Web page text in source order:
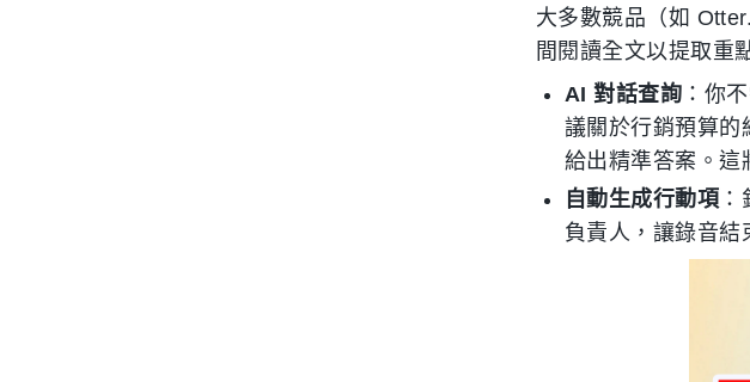
大多數競品（如
間閱讀全文以提取重
AI 對話查詢 ：你
議關於行銷預算的
給出精準答案。這
自動生成行動項
負責人，讓錄音結